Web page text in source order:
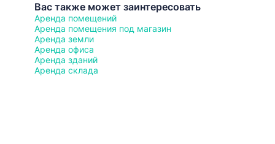
Вас также может заинтересовать
Аренда помещений
Аренда помещения под магазин
Аренда земли
Аренда офиса
Аренда зданий
Аренда склада